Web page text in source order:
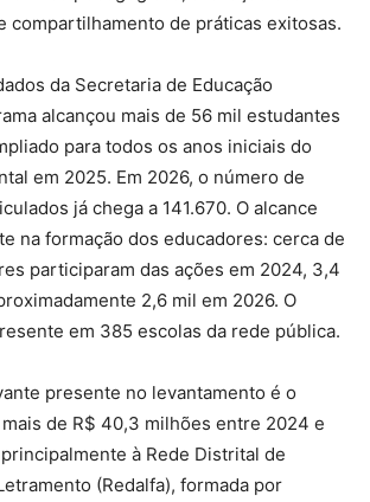
compartilhamento de práticas exitosas.
da Secretaria de Educação
alcançou mais de 56 mil estudantes
para todos os anos iniciais do
em 2025. Em 2026, o número de
já chega a 141.670. O alcance
na formação dos educadores: cerca de
participaram das ações em 2024, 3,4
2,6 mil em 2026. O
em 385 escolas da rede pública.
presente no levantamento é o
de R$ 40,3 milhões entre 2024 e
à Rede Distrital de
(Redalfa), formada por